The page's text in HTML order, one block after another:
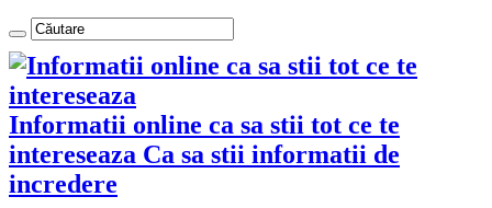
Informatii online ca sa stii tot ce te
intereseaza Ca sa stii informatii de
incredere